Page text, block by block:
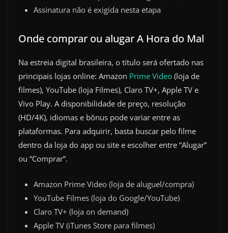
Assinatura não é exigida nesta etapa
Onde comprar ou alugar A Hora do Mal
Na estreia digital brasileira, o título será ofertado nas
principais lojas online: Amazon Prime Video (loja de
filmes), YouTube (loja Filmes), Claro TV+, Apple TV e
Vivo Play. A disponibilidade de preço, resolução
(HD/4K), idiomas e bônus pode variar entre as
plataformas. Para adquirir, basta buscar pelo filme
dentro da loja do app ou site e escolher entre “Alugar”
ou “Comprar”.
Amazon Prime Video (loja de aluguel/compra)
YouTube Filmes (loja do Google/YouTube)
Claro TV+ (loja on demand)
Apple TV (iTunes Store para filmes)